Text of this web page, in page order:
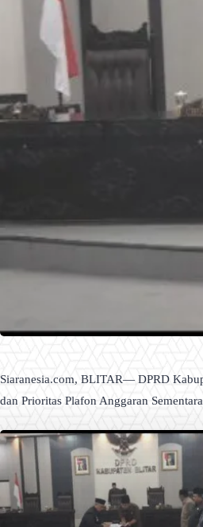
Siaranesia.com, BLITAR— DPRD
dan Prioritas Plafon Anggaran